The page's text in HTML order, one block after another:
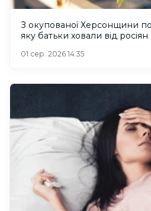
З окупованої Херсонщини
яку батьки ховали від росіян
01 сер. 2026 14:35